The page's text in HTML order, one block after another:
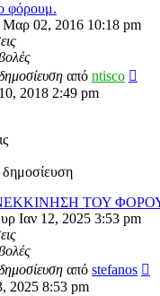
φόρουμ.
Μαρ 02, 2016 10:18 pm
από ntisco
2018 2:49 pm
δημοσίευση
ΤΟΥ
Ιαν 12, 2025 3:53 pm
από stefanos
2025 8:53 pm